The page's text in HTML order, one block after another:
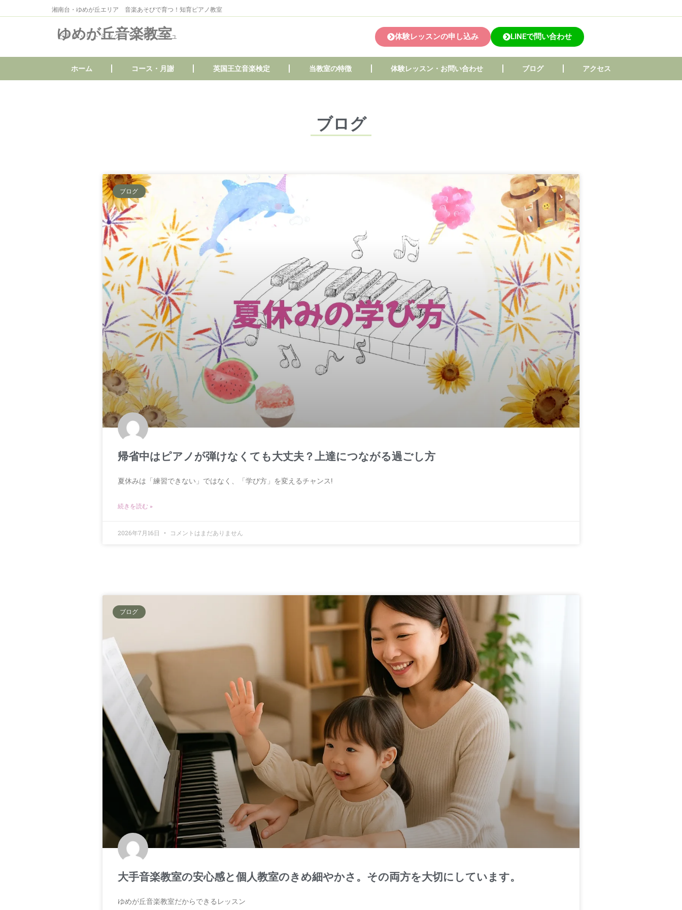
湘南台・ゆめが丘エリア 音楽あそびで育つ！知育ピアノ教室
ゆめが丘音楽教室
ピアノ・リトミック・ソルフェージュ 体験レッスンの申し込み LINEで問い合わせ
ホーム コース・月謝 英国王立音楽検定 当教室の特徴 体験レッスン・お問い合わせ ブログ アクセス
ブログ
ブログ
帰省中はピアノが弾けなくても大丈夫？上達につながる過ごし方
夏休みは「練習できない」ではなく、「学び方」を変えるチャンス!
続きを読む »
2026年7月16日 コメントはまだありません
ブログ
大手音楽教室の安心感と個人教室のきめ細やかさ。その両方を大切にしています。
ゆめが丘音楽教室だからできるレッスン